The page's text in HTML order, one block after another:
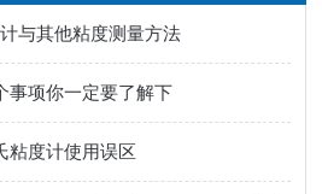
与其他粘度测量方法
事项你一定要了解下
粘度计使用误区